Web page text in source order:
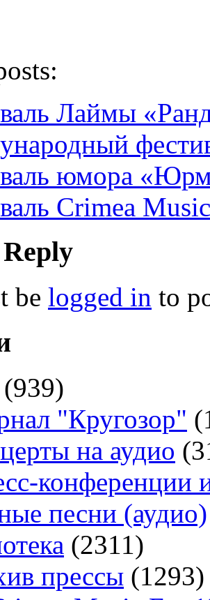
Лаймы
юмора
Crimea
be logged in to
(939)
"Кругозор"
на аудио
конференции
песни (аудио)
(2311)
прессы (1293)